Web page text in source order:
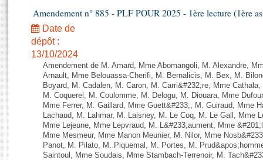
Propositions de loi
Amendements
Textes adoptés
Rapports d'information
Rapports d'enquête
Rapports législatifs
Rapports sur l'application des lois
Baromètre de l’application des lois
Histoire
Juniors
Anciennes législatures
Liens vers les sites publics
Contacts et plan d'accès
Photos libres de droit
Amendement n° 885 - PLF POUR 2025 - 1ère lecture (1ère
Date de
dépôt :
13/10/2024
Amendement de M. Amard, Mme Abomangoli, M. Alexandre,
Arnault, Mme Belouassa-Cherifi, M. Bernalicis, M. Bex, M.
Boyard, M. Cadalen, M. Caron, M. Carri&#232;re, Mme
M. Coquerel, M. Coulomme, M. Delogu, M. Diouara, Mme
Mme Ferrer, M. Gaillard, Mme Guett&#233;, M. Guiraud, Mme
Lachaud, M. Lahmar, M. Laisney, M. Le Coq, M. Le Gall, Mme
Mme Lejeune, Mme Lepvraud, M. L&#233;aument, Mme
Mme Mesmeur, Mme Manon Meunier, M. Nilor, Mme
Panot, M. Pilato, M. Piquemal, M. Portes, M.
Saintoul, Mme Soudais, Mme Stambach-Terrenoir, M.